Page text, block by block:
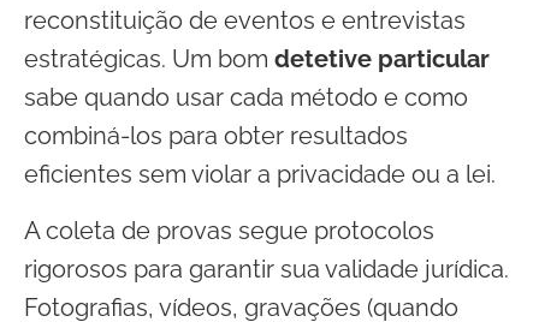
reconstituição de eventos e entrevistas
estratégicas. Um bom detetive particular
sabe quando usar cada método e como
combiná-los para obter resultados
eficientes sem violar a privacidade ou a lei.
A coleta de provas segue protocolos
rigorosos para garantir sua validade jurídica.
Fotografias, vídeos, gravações (quando